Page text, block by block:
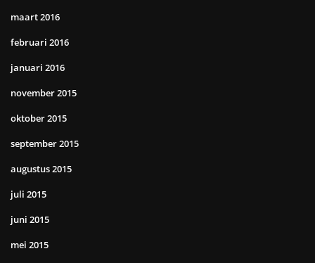
maart 2016
februari 2016
januari 2016
november 2015
oktober 2015
september 2015
augustus 2015
juli 2015
juni 2015
mei 2015